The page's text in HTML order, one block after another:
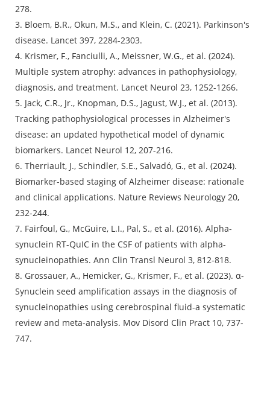
278.
3. Bloem, B.R., Okun, M.S., and Klein, C. (2021). Parkinson's
disease. Lancet 397, 2284-2303.
4. Krismer, F., Fanciulli, A., Meissner, W.G., et al. (2024).
Multiple system atrophy: advances in pathophysiology,
diagnosis, and treatment. Lancet Neurol 23, 1252-1266.
5. Jack, C.R., Jr., Knopman, D.S., Jagust, W.J., et al. (2013).
Tracking pathophysiological processes in Alzheimer's
disease: an updated hypothetical model of dynamic
biomarkers. Lancet Neurol 12, 207-216.
6. Therriault, J., Schindler, S.E., Salvadó, G., et al. (2024).
Biomarker-based staging of Alzheimer disease: rationale
and clinical applications. Nature Reviews Neurology 20,
232-244.
7. Fairfoul, G., McGuire, L.I., Pal, S., et al. (2016). Alpha-
synuclein RT-QuIC in the CSF of patients with alpha-
synucleinopathies. Ann Clin Transl Neurol 3, 812-818.
8. Grossauer, A., Hemicker, G., Krismer, F., et al. (2023). α-
Synuclein seed amplification assays in the diagnosis of
synucleinopathies using cerebrospinal fluid-a systematic
review and meta-analysis. Mov Disord Clin Pract 10, 737-
747.